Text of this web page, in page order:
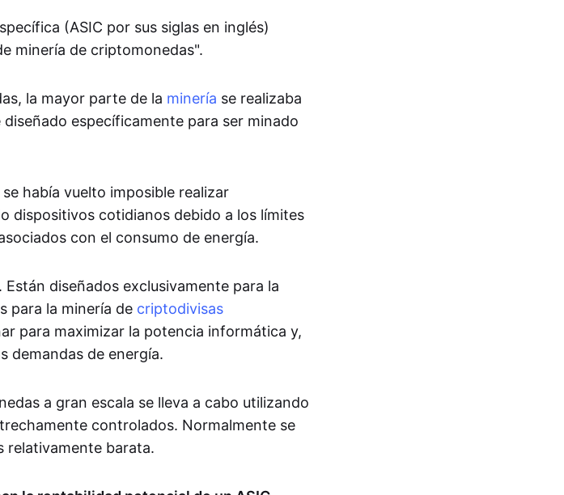
(ASIC por sus siglas en inglés)
minería de criptomonedas".
la mayor parte de la minería se realizaba
específicamente para ser minado
había vuelto imposible realizar
dispositivos cotidianos debido a los límites
con el consumo de energía.
diseñados exclusivamente para la
para la minería de criptodivisas
para maximizar la potencia informática y,
demandas de energía.
a gran escala se lleva a cabo utilizando
controlados. Normalmente se
relativamente barata.